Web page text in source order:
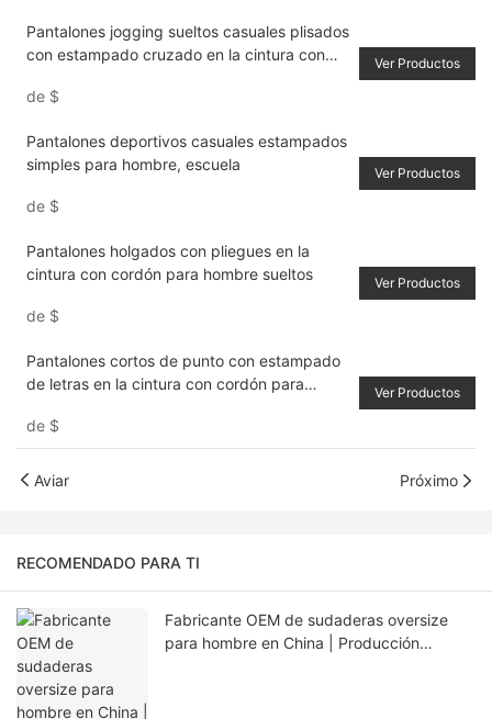
Pantalones jogging sueltos casuales plisados
​​con estampado cruzado en la cintura con
de $
Ver Productos
Pantalones deportivos casuales estampados
simples para hombre, escuela
de $
Ver Productos
Pantalones holgados con pliegues en la
cintura con cordón para hombre sueltos
de $
Ver Productos
Pantalones cortos de punto con estampado
de letras en la cintura con cordón para
caqui, informal urbano
de $
Ver Productos
Aviar Próximo
RECOMENDADO PARA TI
Fabricante OEM de sudaderas oversize
para hombre en China | Producción